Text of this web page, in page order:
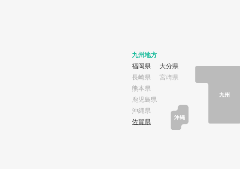
九州地方
福岡県
長崎県
熊本県
鹿児島県
沖縄県
佐賀県
大分県
宮崎県